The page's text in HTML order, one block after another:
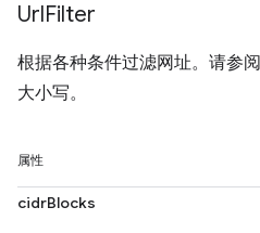
UrlFilter
根据各种条件过滤网址。请参阅
大小写。
属性
cidrBlocks